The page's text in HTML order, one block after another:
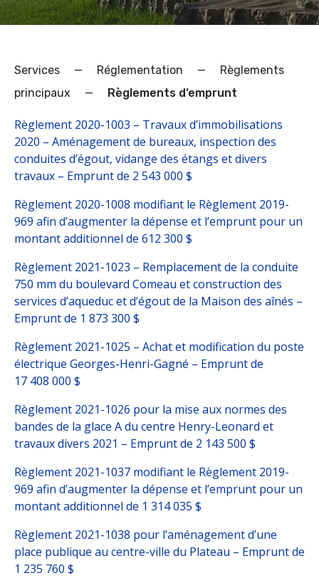
Services — Réglementation —
Règlements
principaux
— Règlements d’emprunt
Règlement 2020-1003 – Travaux d’immobilisations
2020 – Aménagement de bureaux, inspection des
conduites d’égout, vidange des étangs et divers
travaux – Emprunt de 2 543 000 $
Règlement 2020-1008 modifiant le Règlement 2019-
969 afin d’augmenter la dépense et l’emprunt pour un
montant additionnel de 612 300 $
Règlement 2021-1023 – Remplacement de la conduite
750 mm du boulevard Comeau et construction des
services d’aqueduc et d’égout de la Maison des aînés –
Emprunt de 1 873 300 $
Règlement 2021-1025 – Achat et modification du poste
électrique Georges-Henri-Gagné – Emprunt de
17 408 000 $
Règlement 2021-1026 pour la mise aux normes des
bandes de la glace A du centre Henry-Leonard et
travaux divers 2021 – Emprunt de 2 143 500 $
Règlement 2021-1037 modifiant le Règlement 2019-
969 afin d’augmenter la dépense et l’emprunt pour un
montant additionnel de 1 314 035 $
Règlement 2021-1038 pour l’aménagement d’une
place publique au centre-ville du Plateau – Emprunt de
1 235 760 $